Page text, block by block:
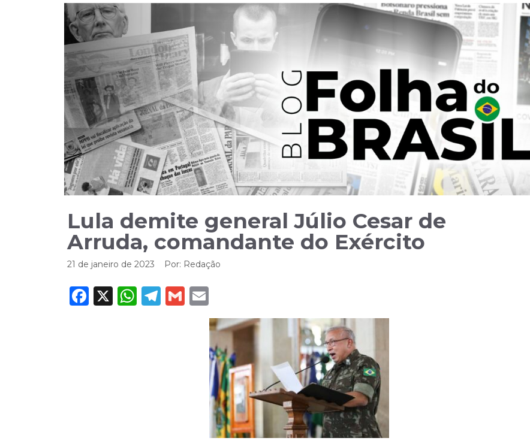
Lula demite general Júlio Cesar de
Arruda, comandante do Exército
21 de janeiro de 2023 Por: Redação
Facebook
X WhatsApp
Telegram
Gmail